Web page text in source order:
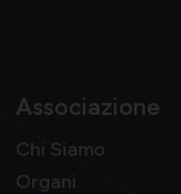
Associazione
Chi Siamo
Organi